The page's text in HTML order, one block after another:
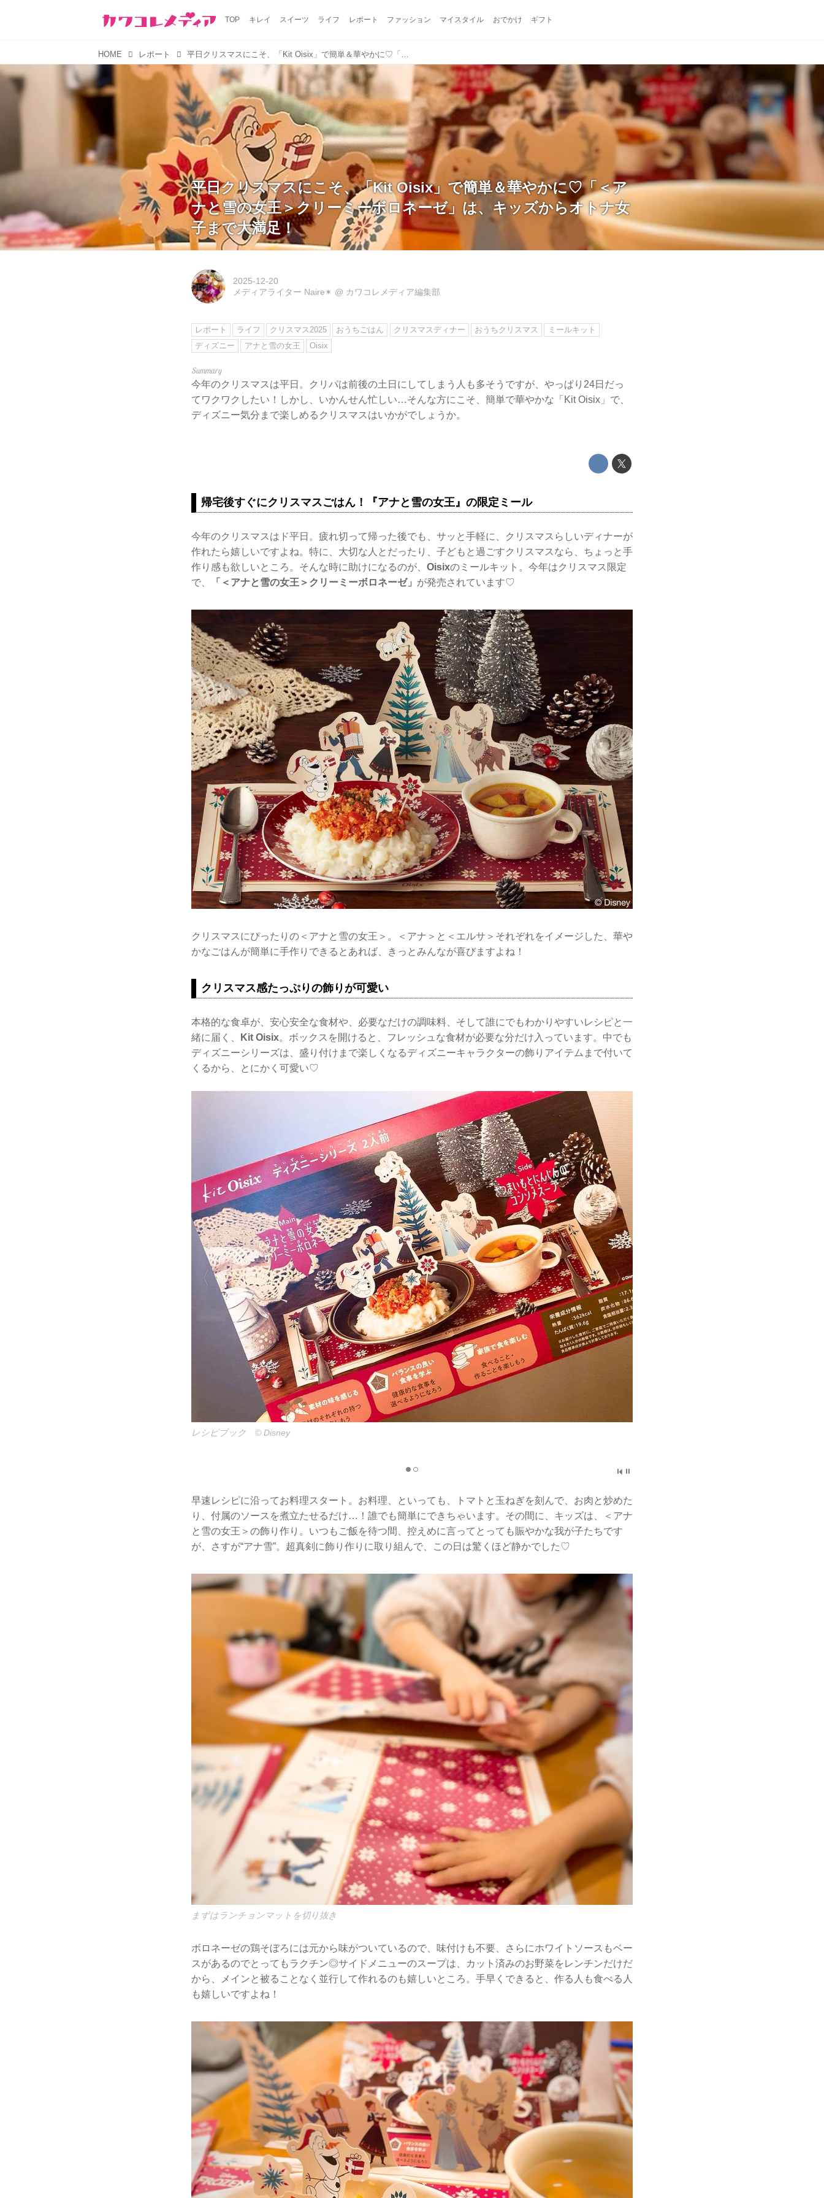
TOP キレイ スイーツ ライフ レポート ファッション マイスタイル おでかけ ギフト
HOME レポート 平日クリスマスにこそ、「Kit Oisix」で簡単＆華やかに♡「＜アナと雪の女王＞クリーミーボロネーゼ」は、キッズからオトナ女子まで大満足！
平日クリスマスにこそ、「Kit Oisix」で簡単＆華やかに♡「＜ア
ナと雪の女王＞クリーミーボロネーゼ」は、キッズからオトナ女
子まで大満足！
2025-12-20
メディアライター Naire✴︎ @ カワコレメディア編集部
レポート ライフ クリスマス2025 おうちごはん クリスマスディナー おうちクリスマス
ミールキット
ディズニー
アナと雪の女王 Oisix
今年のクリスマスは平日。クリパは前後の土日にしてしまう人も多そうですが、やっぱり24日だっ
てワクワクしたい！しかし、いかんせん忙しい…そんな方にこそ、簡単で華やかな「Kit Oisix」で、
ディズニー気分まで楽しめるクリスマスはいかがでしょうか。
帰宅後すぐにクリスマスごはん！『アナと雪の女王』の限定ミール
今年のクリスマスはド平日。疲れ切って帰った後でも、サッと手軽に、クリスマスらしいディナーが
作れたら嬉しいですよね。特に、大切な人とだったり、子どもと過ごすクリスマスなら、ちょっと手
作り感も欲しいところ。そんな時に助けになるのが、 Oisixのミールキット。今年はクリスマス限定
で、
「＜アナと雪の女王＞クリーミーボロネーゼ」 が発売されています♡
クリスマスにぴったりの＜アナと雪の女王＞。＜アナ＞と＜エルサ＞それぞれをイメージした、華や
かなごはんが簡単に手作りできるとあれば、きっとみんなが喜びますよね！
クリスマス感たっぷりの飾りが可愛い
本格的な食卓が、安心安全な食材や、必要なだけの調味料、そして誰にでもわかりやすいレシピと一
緒に届く、
Kit Oisix。ボックスを開けると、フレッシュな食材が必要な分だけ入っています。中でも
ディズニーシリーズは、盛り付けまで楽しくなるディズニーキャラクターの飾りアイテムまで付いて
くるから、とにかく可愛い♡
レシピブック ©︎ Disney
早速レシピに沿ってお料理スタート。お料理、といっても、トマトと玉ねぎを刻んで、お肉と炒めた
り、付属のソースを煮立たせるだけ…！誰でも簡単にできちゃいます。その間に、キッズは、＜アナ
と雪の女王＞の飾り作り。いつもご飯を待つ間、控えめに言ってとっても賑やかな我が子たちです
が、さすが“アナ雪”。超真剣に飾り作りに取り組んで、この日は驚くほど静かでした♡
まずはランチョンマットを切り抜き
ボロネーゼの鶏そぼろには元から味がついているので、味付けも不要、さらにホワイトソースもベー
スがあるのでとってもラクチン◎サイドメニューのスープは、カット済みのお野菜をレンチンだけだ
から、メインと被ることなく並行して作れるのも嬉しいところ。手早くできると、作る人も食べる人
も嬉しいですよね！